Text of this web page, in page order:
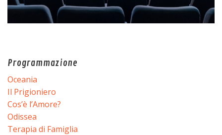
Programmazione
Oceania
Il Prigioniero
Cos’è l’Amore?
Odissea
Terapia di Famiglia